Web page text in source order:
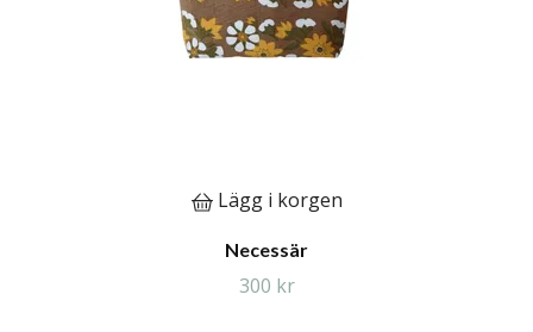
Lägg i korgen
Necessär
300 kr